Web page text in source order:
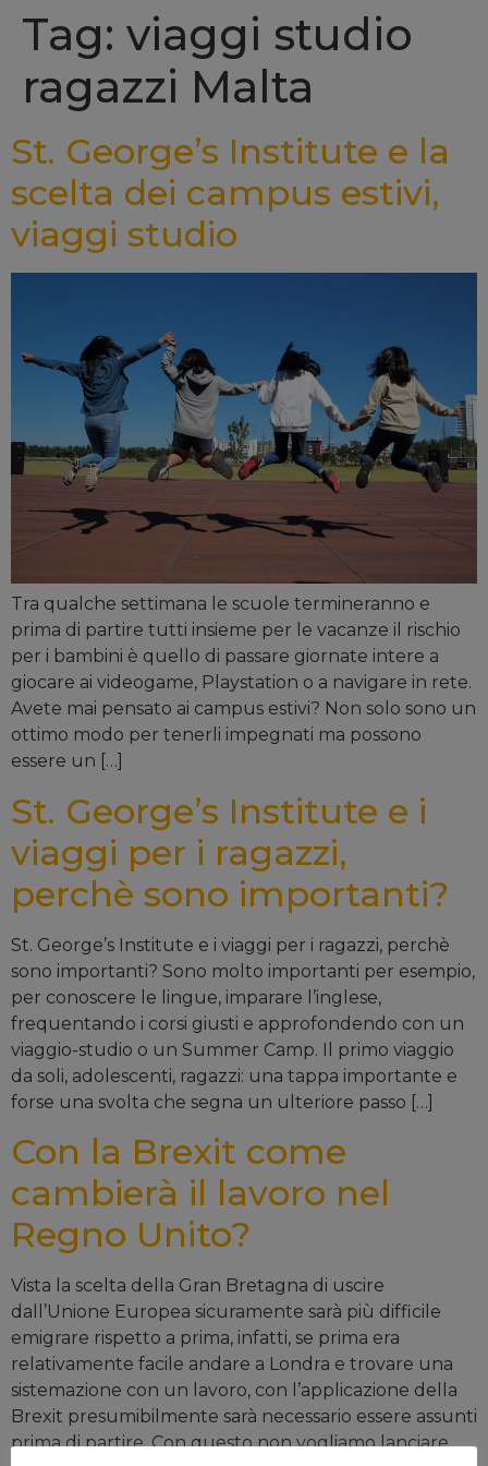
Tag: viaggi studio
ragazzi Malta
St. George’s Institute e la
scelta dei campus estivi,
viaggi studio
Tra qualche settimana le scuole termineranno e
prima di partire tutti insieme per le vacanze il rischio
per i bambini è quello di passare giornate intere a
giocare ai videogame, Playstation o a navigare in rete.
Avete mai pensato ai campus estivi? Non solo sono un
ottimo modo per tenerli impegnati ma possono
essere un […]
St. George’s Institute e i
viaggi per i ragazzi,
perchè sono importanti?
St. George’s Institute e i viaggi per i ragazzi, perchè
sono importanti? Sono molto importanti per esempio,
per conoscere le lingue, imparare l’inglese,
frequentando i corsi giusti e approfondendo con un
viaggio-studio o un Summer Camp. Il primo viaggio
da soli, adolescenti, ragazzi: una tappa importante e
forse una svolta che segna un ulteriore passo […]
Con la Brexit come
cambierà il lavoro nel
Regno Unito?
Vista la scelta della Gran Bretagna di uscire
dall’Unione Europea sicuramente sarà più difficile
emigrare rispetto a prima, infatti, se prima era
relativamente facile andare a Londra e trovare una
sistemazione con un lavoro, con l’applicazione della
Brexit presumibilmente sarà necessario essere assunti
prima di partire. Con questo non vogliamo lanciare